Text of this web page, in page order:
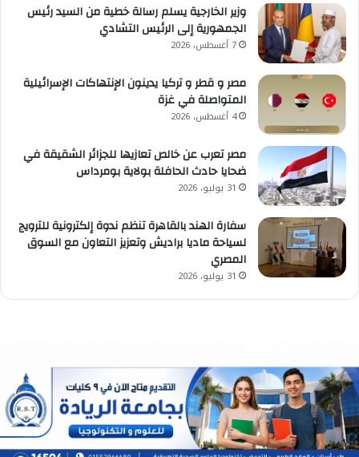
وزير الخارجية يسلم رسالة خطية من السيد رئيس
الجمهورية إلى الرئيس التشادي
7 أغسطس، 2026
مصر و قطر و تركيا يدينون الإنتهاكات الإسرائيلية
المتواصلة في غزة
4 أغسطس، 2026
مصر تعرب عن خالص تعازيها للجزائر الشقيقة في
ضحايا حادث الحافلة بولاية بومرداس
31 يوليو، 2026
سفارة الهند بالقاهرة تنظم ندوة إلكترونية للترويج
لسياحة ماديا براديش وتعزيز التعاون مع السوق
المصري
31 يوليو، 2026